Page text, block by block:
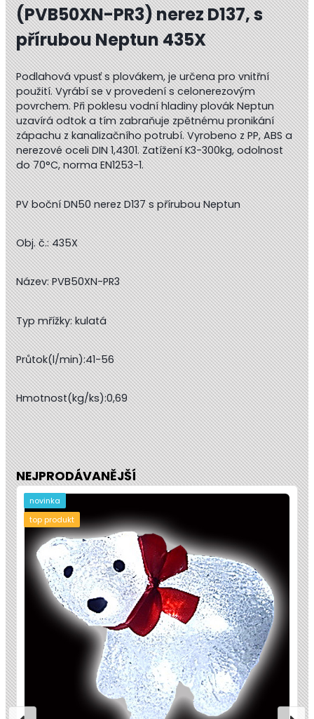
(PVB50XN-PR3) nerez D137, s
přírubou Neptun 435X
Podlahová vpusť s plovákem, je určena pro vnitřní
použití. Vyrábí se v provedení s celonerezovým
povrchem. Při poklesu vodní hladiny plovák Neptun
uzavírá odtok a tím zabraňuje zpětnému pronikání
zápachu z kanalizačního potrubí. Vyrobeno z PP, ABS a
nerezové oceli DIN 1,4301. Zatížení K3-300kg, odolnost
do 70°C, norma EN1253-1.
PV boční DN50 nerez D137 s přírubou Neptun
Obj. č.: 435X
Název: PVB50XN-PR3
Typ mřížky: kulatá
Průtok(l/min):41-56
Hmotnost(kg/ks):0,69
NEJPRODÁVANĚJŠÍ
novinka
top produkt